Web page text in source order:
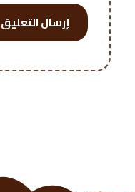
إرسال التعليق